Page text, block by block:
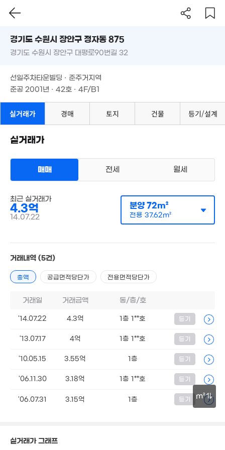
4.12억
매물
158m²
64m²
118m²
104m²
62m²
억
2.84억
143m²
4.5억
매매 4억 3000만원
전용38m²
64.94억
'12. 12
필터 매물 탐색
경기도 수원시 장안구 정자동 875
준공 2001년 · 42호 · 4F/B1
m²
경기도 수원시 장안구 정자동 875
경기도 수원시 장안구 대평로90번길 32
선일주차타운빌딩 · 준주거지역
준공 2001년 · 42호 · 4F/B1
실거래가 경매 토지 건물 등기/설계
실거래가
매매 전세 월세
최근 실거래가
4.3억
14.07.22
분양72m²
전용 37.62m²
거래내역 (5건)
총액 공급면적당단가 전용면적당단가
거래일 거래금액 동/층/호
'14.07.22 4.3억 1층 1**호 등기
'13.07.17 4억 1층 1**호 등기
'10.05.15 3.55억 1층 등기
'06.11.30 3.18억 1층 1**호 등기
'06.07.31 3.15억 1층 등기
실거래가 그래프